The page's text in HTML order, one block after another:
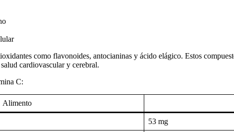
como flavonoides, antocianinas y ácido elágico. Estos
cardiovascular y cerebral.
C:
Alimento
53 mg